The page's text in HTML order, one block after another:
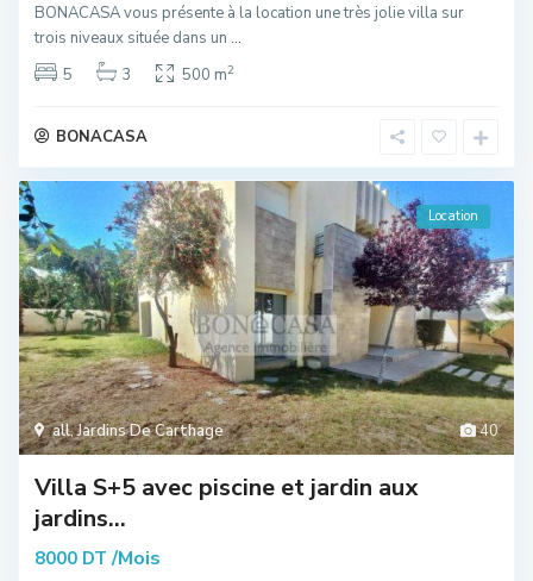
BONACASA vous présente à la location une très jolie villa sur
trois niveaux située dans un ...
5
3 500 m2
BONACASA
40
all,Jardins De Carthage
Location
Villa S+5 avec piscine et jardin aux
jardins...
8000 DT /Mois